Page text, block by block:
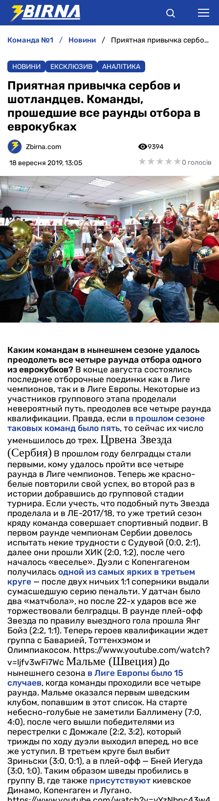
АНАЛІТИКА
ІНТЕРВ'Ю
РІЗНЕ
БУКМЕКЕРИ
команда №1 новини Приятная привычка сербов и шотландцев. Команды, прошедшие все раунды отбора в еврокубках
НОВИНИ ЕКСКЛЮЗИВ АНАЛІТИКА
Приятная привычка сербов и
шотландцев. Команды,
прошедшие все раунды отбора в
еврокубках
Zbirna.com
18 вересня 2019, 13:05
9394
★★★★★
★★★★★0 голосів
Каким командам в нынешнем сезоне удалось
преодолеть все четыре раунда отбора одного
из еврокубков? В конце августа состоялись
последние отборочные поединки как в Лиге
чемпионов, так и в Лиге Европы. Некоторые из
участников группового этапа проделали
невероятный путь, преодолев все четыре раунда
квалификации. Правда, если в прошлом сезоне
таковых команд было пять, то сейчас их число
уменьшилось до трех. Црвена Звезда
(Сербия) В прошлом году белградцы стали
первыми, кому удалось пройти все четыре
раунда в Лиге чемпионов. Теперь же красно-
белые повторили свой успех, во второй раз в
истории добравшись до групповой стадии
турнира. Если учесть, что подобный путь Звезда
проделала и в ЛЕ-2017/18, то уже третий сезон
кряду команда совершает спортивный подвиг. В
первом раунде чемпионам Сербии довелось
испытать некие трудности с Судувой (0:0, 2:1),
далее они прошли ХИК (2:0, 1:2), после чего
началось «веселье». Дуэли с Копенгагеном
получилась одной из самых ярких в третьем
круге — после двух ничьих 1:1 соперники выдали
сумасшедшую серию пенальти. У датчан было
два «матчбола», но после 22-х ударов все же
торжествовали белградцы. В раунде плей-офф
Звезда по правилу выездного гола прошла Янг
Бойз (2:2, 1:1). Теперь героев квалификации ждет
группа с Баварией, Тоттенхэмом и
Олимпиакосом. https://www.youtube.com/watch?
v=ljfv3wFi7Wc Мальме (Швеция) До
нынешнего сезона в Лиге Европы было 15
случаев, когда команды проходили все четыре
раунда. Мальме оказался первым шведским
клубом, попавшим в этот список. На старте
небесно-голубые не заметили Баллимену (7:0,
4:0), после чего вышли победителями из
перестрелки с Домжале (2:2, 3:2), который
трижды по ходу дуэли выходил вперед, но все
же уступил. В третьем круге был выбит
Зриньски (3:0, 0:1), а в плей-офф — Бней Иегуда
(3:0, 1:0). Таким образом шведы пробились в
группу В, где также присутствуют киевское
Динамо, Копенгаген и Лугано.